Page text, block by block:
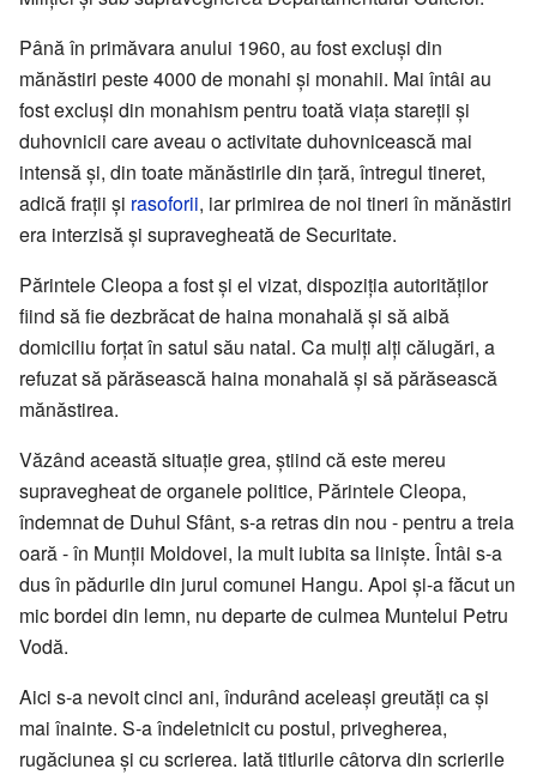
Până în primăvara anului 1960, au fost excluși din
mănăstiri peste 4000 de monahi și monahii. Mai întâi au
fost excluși din monahism pentru toată viața stareții și
duhovnicii care aveau o activitate duhovnicească mai
intensă și, din toate mănăstirile din țară, întregul tineret,
adică frații și rasoforii, iar primirea de noi tineri în mănăstiri
era interzisă și supravegheată de Securitate.
Părintele Cleopa a fost și el vizat, dispoziția autorităților
fiind să fie dezbrăcat de haina monahală și să aibă
domiciliu forțat în satul său natal. Ca mulți alți călugări, a
refuzat să părăsească haina monahală și să părăsească
mănăstirea.
Văzând această situație grea, știind că este mereu
supravegheat de organele politice, Părintele Cleopa,
îndemnat de Duhul Sfânt, s-a retras din nou - pentru a treia
oară - în Munții Moldovei, la mult iubita sa liniște. Întâi s-a
dus în pădurile din jurul comunei Hangu. Apoi și-a făcut un
mic bordei din lemn, nu departe de culmea Muntelui Petru
Vodă.
Aici s-a nevoit cinci ani, îndurând aceleași greutăți ca și
mai înainte. S-a îndeletnicit cu postul, privegherea,
rugăciunea și cu scrierea. Iată titlurile câtorva din scrierile